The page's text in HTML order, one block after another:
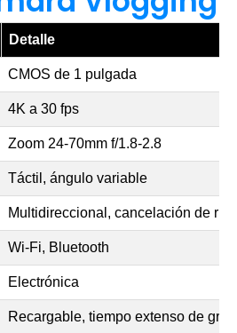
Detalle
CMOS de 1 pulgada
4K a 30 fps
Zoom 24-70mm f/1.8-2.8
Táctil, ángulo variable
Multidireccional, cancelación de
Wi-Fi, Bluetooth
Electrónica
Recargable, tiempo extenso de